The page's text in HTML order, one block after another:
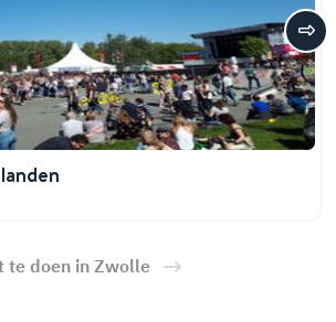
te doen in Zwolle